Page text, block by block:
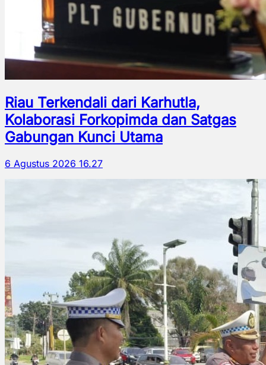
Riau Terkendali dari Karhutla,
Kolaborasi Forkopimda dan Satgas
Gabungan Kunci Utama
6 Agustus 2026 16.27